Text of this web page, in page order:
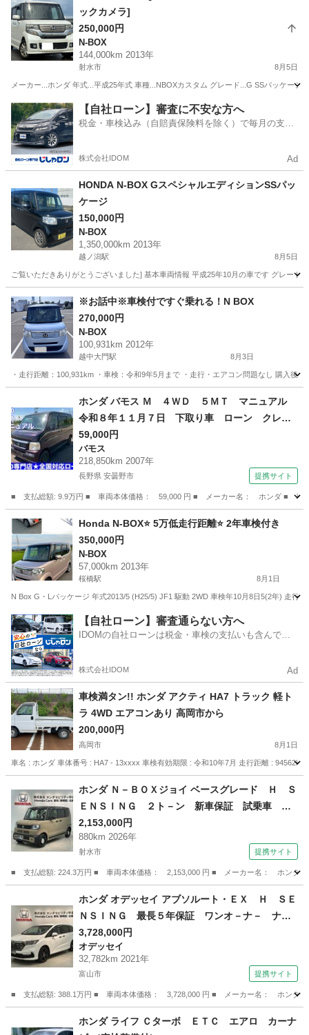
ックカメラ]
250,000円
N-BOX
144,000km 2013年
射水市 8月5日
メーカー...ホンダ 年式...平成25年式 車種...NBOXカスタム グレード...G SSパッケー
富山 射水市 N-BOX エンジン
【自社ローン】審査に不安な方へ
税金・車検込み（自賠責保険料を除く）で毎月の支払
株式会社IDOM Ad
HONDA N-BOX GスペシャルエディションSSパッ
ケージ
150,000円
N-BOX
1,350,000km 2013年
越ノ潟駅 8月5日
ご覧いただきありがとうございました] 基本車両情報 平成25年10月の車です グレー
富山 射水市 越ノ潟駅 N-BOX
※お話中※車検付ですぐ乗れる！N BOX
270,000円
N-BOX
100,931km 2012年
越中大門駅 8月3日
・走行距離：100,931km ・車検：令和9年5月まで ・走行・エアコン問題なし 購入後
越中大門駅 N-BOX
ホンダ バモス Ｍ ４ＷＤ ５ＭＴ マニュアル
令和８年１１月７日 下取り車 ローン クレジ
ット （検8.11）
59,000円
バモス
218,850km 2007年
長野県 安曇野市 提携サイト
■ 支払総額: 9.9万円 ■ 車両本体価格： 59,000 円 ■ メーカー名： ホンダ ■
長野 安曇野市 Honda N-BOX⭐️ 5万低走行距離⭐️ 2年車検付き
350,000円
N-BOX
57,000km 2013年
桜橋駅 8月1日
N Box G・Lパッケージ 年式2013/5 (H25/5) JF1 駆動 2WD 車検年10月8日5(2年) 走
富山 富山市 桜橋駅 N-BOX
【自社ローン】審査通らない方へ
IDOMの自社ローンは税金・車検の支払いも含んでい
株式会社IDOM Ad
車検満タン!! ホンダ アクティ HA7 トラック 軽ト
ラ 4WD エアコンあり 高岡市から
200,000円
高岡市 8月1日
車名 : ホンダ 車体番号 : HA7 - 13xxxx 車検有効期限 : 令和10年7月 走行距離 :
ホンダ
ホンダ Ｎ－ＢＯＸジョイ ベースグレード Ｈ Ｓ
ＥＮＳＩＮＧ ２ト－ン 新車保証 試乗車 ワ
ンオ－ナ－ ナビＬＸＵ－２４２ＮＢｉ ＴＶ
Ｒカメラ マルチビュ－ ＣＤ録音 ＢＴオ－デ
ィオ ＤＶＤ ドラレコ シ－トヒ－タ－ ＥＴ
Ｃ ＬＥＤライト （検11.3）
2,153,000円
880km 2026年
射水市 提携サイト
■ 支払総額: 224.3万円 ■ 車両本体価格： 2,153,000 円 ■ メーカー名： ホン
ホンダ
ホンダ オデッセイ アブソルート・ＥＸ Ｈ ＳＥ
ＮＳＩＮＧ 最長５年保証 ワンオ－ナ－ ナビ
ＶＸＵ－２２７ＤＹｉ ＴＶ Ｒカメラ マルチ
ビュ－ ＣＤ録音 ＢＴオ－ディオ ＤＶＤ ド
ラレコ ＥＴＣ ＬＥＤライト 両側電動ドア
3,728,000円
オデッセイ
32,782km 2021年
富山市 提携サイト
■ 支払総額: 388.1万円 ■ 車両本体価格： 3,728,000 円 ■ メーカー名： ホン
オデッセイ
ホンダ ライフ Ｃターボ ＥＴＣ エアロ カーナ